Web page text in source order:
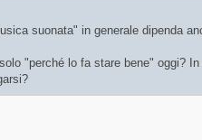
suonata" in generale dipenda
"perché lo fa stare bene" oggi?